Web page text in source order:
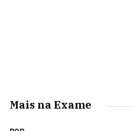
Mais na Exame